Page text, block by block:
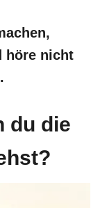
höre nicht
du die